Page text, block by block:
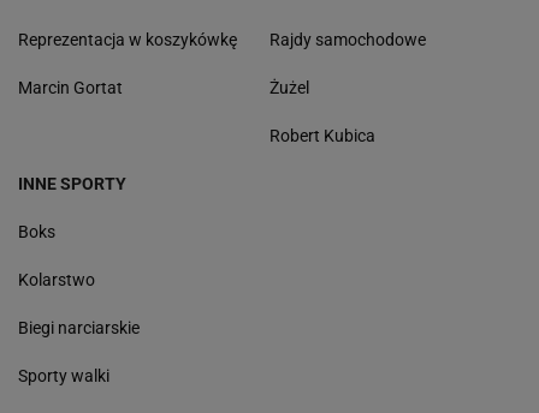
Reprezentacja w koszykówkę
Marcin Gortat
Rajdy samochodowe
Żużel
Robert Kubica
INNE SPORTY
Boks
Kolarstwo
Biegi narciarskie
Sporty walki